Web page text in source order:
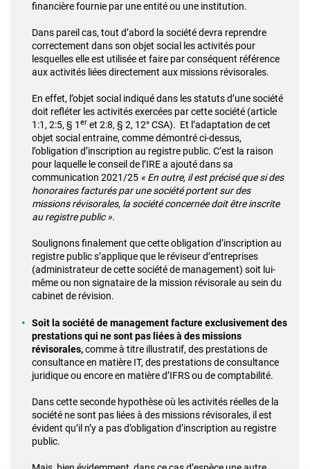
financière fournie par une entité ou une institution.
Dans pareil cas, tout d’abord la société devra reprendre
correctement dans son objet social les activités pour
lesquelles elle est utilisée et faire par conséquent référence
aux activités liées directement aux missions révisorales.
En effet, l’objet social indiqué dans les statuts d’une société
doit refléter les activités exercées par cette société (article
1:1, 2:5, § 1 er et 2:8, § 2, 12° CSA). Et l’adaptation de cet
objet social entraine, comme démontré ci-dessus,
l’obligation d’inscription au registre public. C’est la raison
pour laquelle le conseil de l’IRE a ajouté dans sa
communication 2021/25 « En outre, il est précisé que si des
honoraires facturés par une société portent sur des
missions révisorales, la société concernée doit être inscrite
au registre public ».
Soulignons finalement que cette obligation d’inscription au
registre public s’applique que le réviseur d’entreprises
(administrateur de cette société de management) soit lui-
même ou non signataire de la mission révisorale au sein du
cabinet de révision.
Soit la société de management facture exclusivement des
prestations qui ne sont pas liées à des missions
révisorales,comme à titre illustratif, des prestations de
consultance en matière IT, des prestations de consultance
juridique ou encore en matière d’IFRS ou de comptabilité.
Dans cette seconde hypothèse où les activités réelles de la
société ne sont pas liées à des missions révisorales, il est
évident qu’il n’y a pas d’obligation d’inscription au registre
public.